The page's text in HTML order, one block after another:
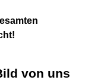
von uns